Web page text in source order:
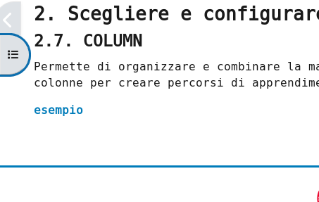
Apri indice del corso
2. Scegliere e
2.7. COLUMN
Permette di organizzare e combinare
colonne per creare percorsi di
esempio